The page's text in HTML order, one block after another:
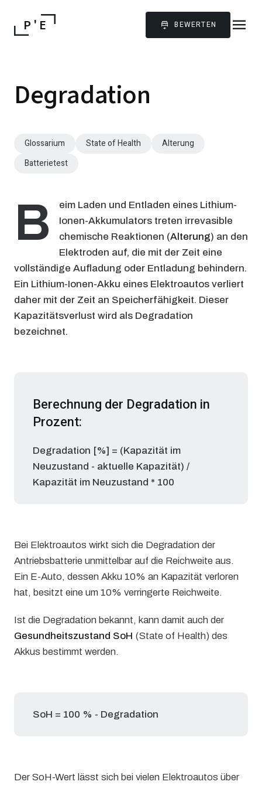
P ' E BEWERTEN menu
Degradation
Glossarium State of Health
Alterung
Batterietest
B
eim Laden und Entladen eines Lithium-
Ionen-Akkumulators treten irrevasible
chemische Reaktionen (Alterung) an den
Elektroden auf, die mit der Zeit eine
vollständige Aufladung oder Entladung behindern.
Ein Lithium-Ionen-Akku eines Elektroautos verliert
daher mit der Zeit an Speicherfähigkeit. Dieser
Kapazitätsverlust wird als Degradation
bezeichnet.
Berechnung der Degradation in
Prozent:
Degradation [%] = (Kapazität im
Neuzustand - aktuelle Kapazität) /
Kapazität im Neuzustand * 100
Bei Elektroautos wirkt sich die Degradation der
Antriebsbatterie unmittelbar auf die Reichweite aus.
Ein E-Auto, dessen Akku 10% an Kapazität verloren
hat, besitzt eine um 10% verringerte Reichweite.
Ist die Degradation bekannt, kann damit auch der
Gesundheitszustand SoH (State of Health) des
Akkus bestimmt werden.
SoH = 100 % - Degradation
Der SoH-Wert lässt sich bei vielen Elektroautos über